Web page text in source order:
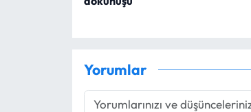
Yorumlar